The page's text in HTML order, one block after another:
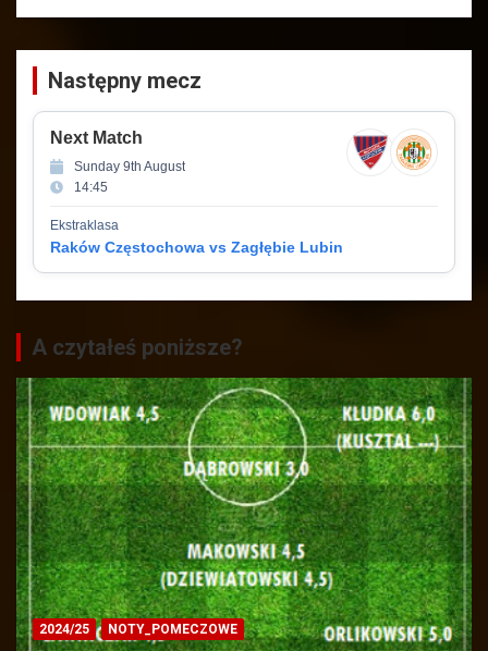
Następny mecz
Next Match
Sunday 9th August
14:45
Ekstraklasa
Raków Częstochowa vs Zagłębie Lubin
A czytałeś poniższe?
2024/25 NOTY_POMECZOWE